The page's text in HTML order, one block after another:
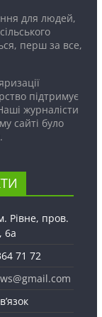
для людей,
перш за все,
підтримує
журналісти
сайті було
Рівне, пров.
6а
71 72